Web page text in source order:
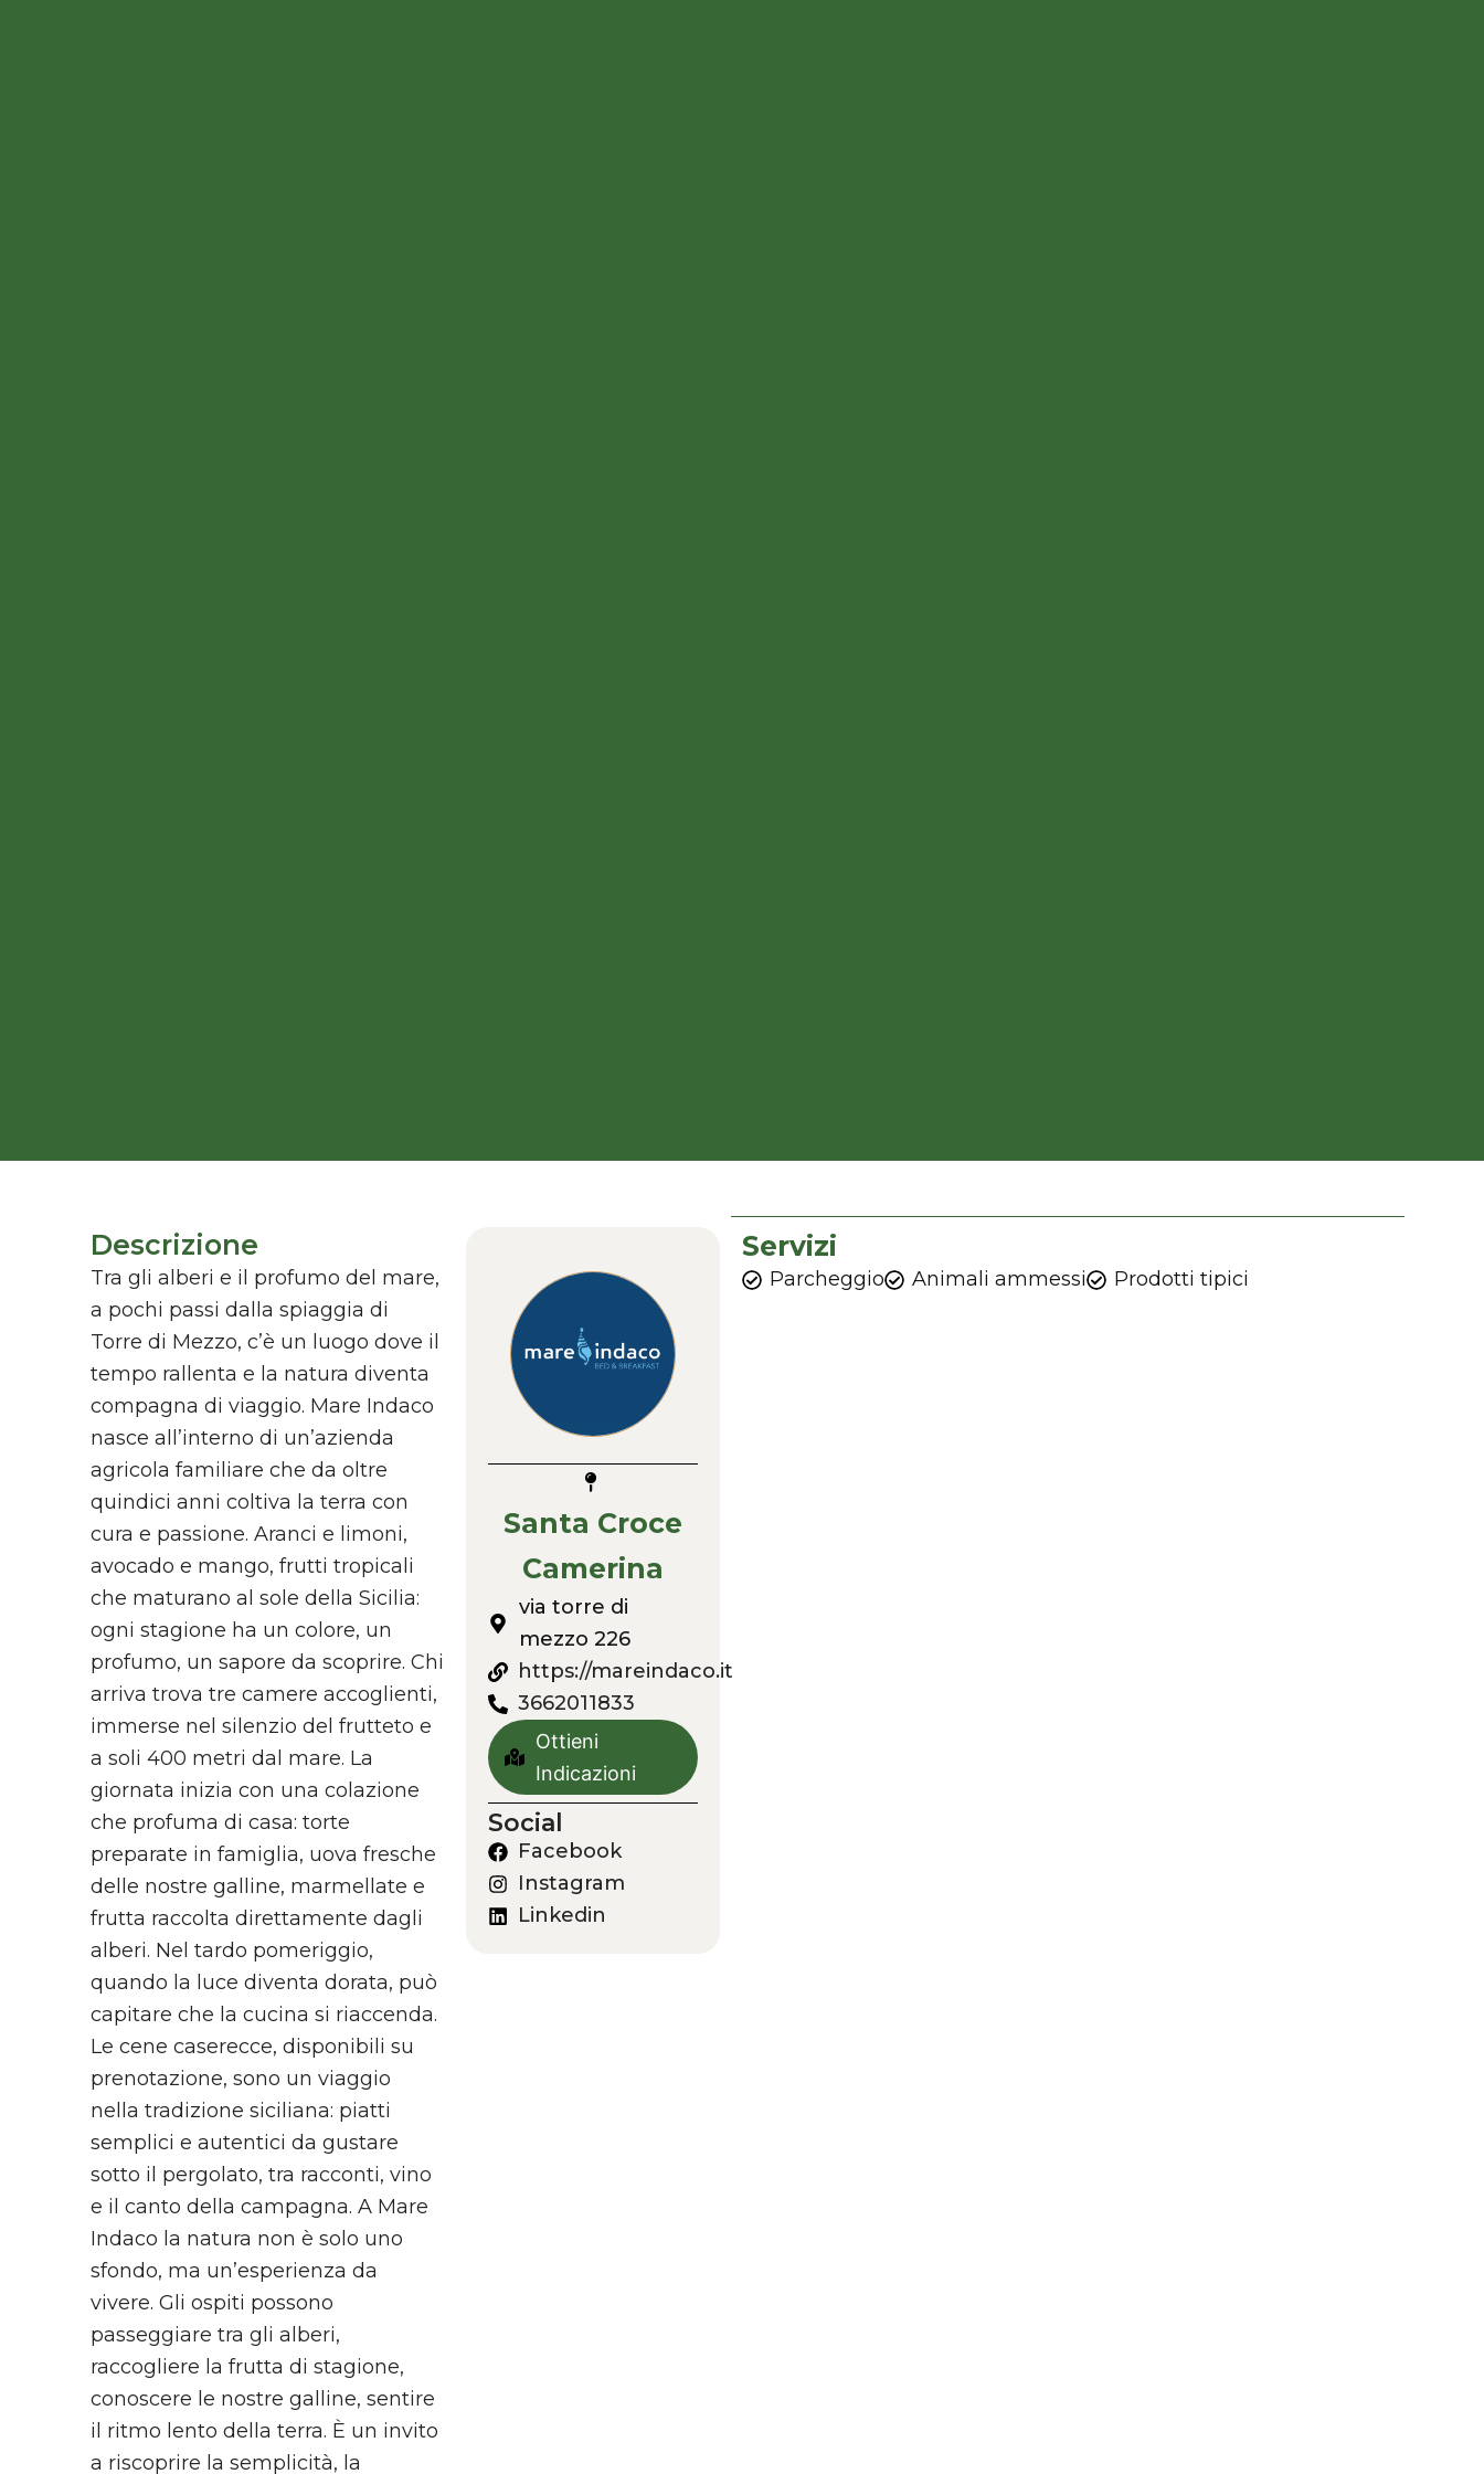
Descrizione
Tra gli alberi e il profumo del mare,
a pochi passi dalla spiaggia di
Torre di Mezzo, c’è un luogo dove il
tempo rallenta e la natura diventa
compagna di viaggio. Mare Indaco
nasce all’interno di un’azienda
agricola familiare che da oltre
quindici anni coltiva la terra con
cura e passione. Aranci e limoni,
avocado e mango, frutti tropicali
che maturano al sole della Sicilia:
ogni stagione ha un colore, un
profumo, un sapore da scoprire. Chi
arriva trova tre camere accoglienti,
immerse nel silenzio del frutteto e
a soli 400 metri dal mare. La
giornata inizia con una colazione
che profuma di casa: torte
preparate in famiglia, uova fresche
delle nostre galline, marmellate e
frutta raccolta direttamente dagli
alberi. Nel tardo pomeriggio,
quando la luce diventa dorata, può
capitare che la cucina si riaccenda.
Le cene caserecce, disponibili su
prenotazione, sono un viaggio
nella tradizione siciliana: piatti
semplici e autentici da gustare
sotto il pergolato, tra racconti, vino
e il canto della campagna. A Mare
Indaco la natura non è solo uno
sfondo, ma un’esperienza da
vivere. Gli ospiti possono
passeggiare tra gli alberi,
raccogliere la frutta di stagione,
conoscere le nostre galline, sentire
il ritmo lento della terra. È un invito
a riscoprire la semplicità, la
Santa Croce
Camerina
via torre di
mezzo 226
https://mareindaco.it
3662011833
Ottieni
Indicazioni
Social
Facebook
Instagram
Linkedin
Servizi
Parcheggio Animali ammessi Prodotti tipici